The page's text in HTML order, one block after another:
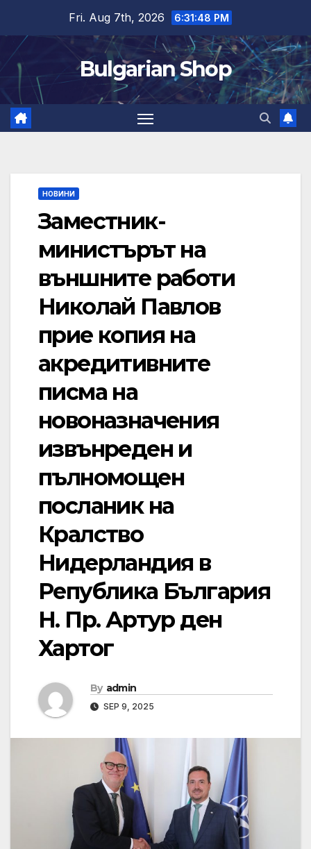
content
Fri. Aug 7th, 2026 6:31:49 PM
Bulgarian Shop
НОВИНИ
Заместник-
министърът на
външните работи
Николай Павлов
прие копия на
акредитивните
писма на
новоназначения
извънреден и
пълномощен
посланик на
Кралство
Нидерландия в
Република България
Н. Пр. Артур ден
Хартог
By admin
SEP 9, 2025